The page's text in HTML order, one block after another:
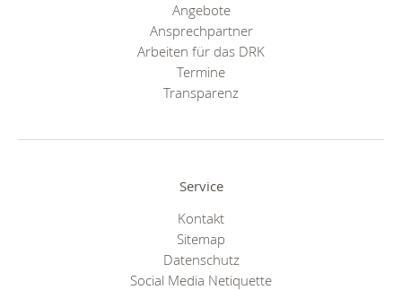
Angebote
Ansprechpartner
Arbeiten für das DRK
Termine
Transparenz
Service
Kontakt
Sitemap
Datenschutz
Social Media Netiquette